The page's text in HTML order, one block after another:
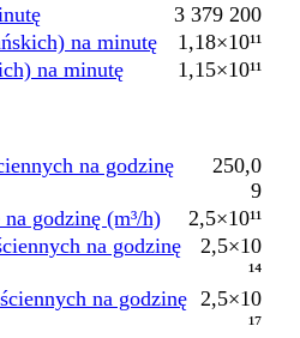
3 379 200
na minutę
1,18×10¹¹
na minutę
1,15×10¹¹
na godzinę
250,0
9
godzinę (m³/h)
2,5×10¹¹
na godzinę
2,5×10
¹⁴
na godzinę 2,5×10
¹⁷